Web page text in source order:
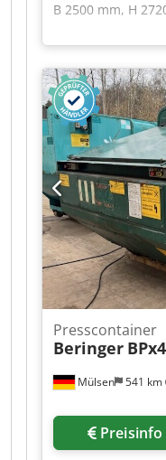
B 2500 mm, H
Kippvorrichtung
Aevkn Nvelajkr
Mülsen 541 km
Presscontainer
Beringer
Preisinfo